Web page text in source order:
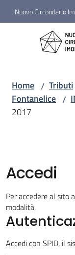
Vai al contenuto
Vai alla navigazione
Vai al footer
Nuovo Circondario
Notizie
Struttura
funzioni
Home / Tributi
Fontanelice /
2017
Accedi
Per accedere al sito
modalità.
Accedi con SPID, il